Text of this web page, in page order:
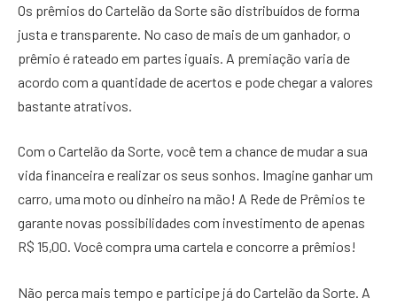
Os prêmios do Cartelão da Sorte são distribuídos de forma
justa e transparente. No caso de mais de um ganhador, o
prêmio é rateado em partes iguais. A premiação varia de
acordo com a quantidade de acertos e pode chegar a valores
bastante atrativos.
Com o Cartelão da Sorte, você tem a chance de mudar a sua
vida financeira e realizar os seus sonhos. Imagine ganhar um
carro, uma moto ou dinheiro na mão! A Rede de Prêmios te
garante novas possibilidades com investimento de apenas
R$ 15,00. Você compra uma cartela e concorre a prêmios!
Não perca mais tempo e participe já do Cartelão da Sorte. A